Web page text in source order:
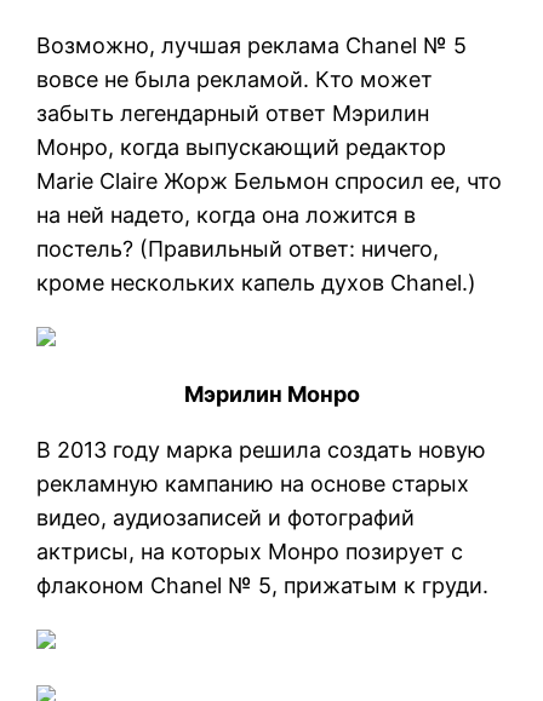
Возможно, лучшая реклама Chanel № 5
вовсе не была рекламой. Кто может
забыть легендарный ответ Мэрилин
Монро, когда выпускающий редактор
Marie Claire Жорж Бельмон спросил ее, что
на ней надето, когда она ложится в
постель? (Правильный ответ: ничего,
кроме нескольких капель духов Chanel.)
Мэрилин Монро
В 2013 году марка решила создать новую
рекламную кампанию на основе старых
видео, аудиозаписей и фотографий
актрисы, на которых Монро позирует с
флаконом Chanel № 5, прижатым к груди.